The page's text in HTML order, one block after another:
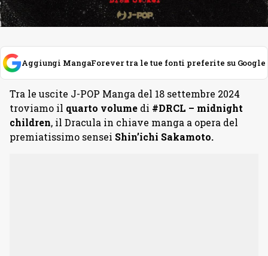
Aggiungi MangaForever tra le tue fonti preferite su Google
Tra le uscite J-POP Manga del 18 settembre 2024
troviamo il quarto volume di #DRCL – midnight
children, il Dracula in chiave manga a opera del
premiatissimo sensei Shin’ichi Sakamoto.